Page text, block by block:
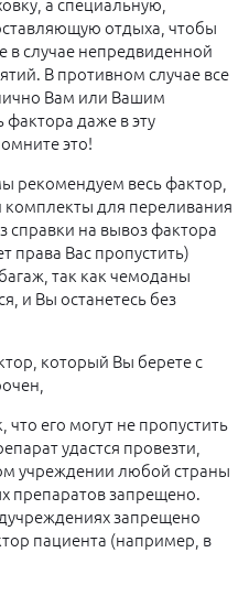
а специальную,
отдыха, чтобы
в случае непредвиденной
В противном случае все
Вам или Вашим
даже в эту
это!
рекомендуем весь фактор,
комплекты для переливания
справки на вывоз фактора
права Вас пропустить)
так как чемоданы
и Вы останетесь без
который Вы берете с
что его могут не пропустить
удастся провезти,
учреждении любой страны
препаратов запрещено.
запрещено
пациента (например, в